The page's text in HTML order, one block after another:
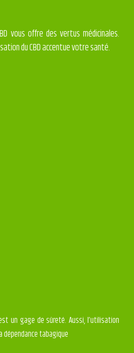
vous offre des vertus médicinales.
du CBD accentue votre santé.
un gage de sûreté. Aussi, l’utilisation
dépendance tabagique